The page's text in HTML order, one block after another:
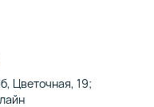
Цветочная, 19;